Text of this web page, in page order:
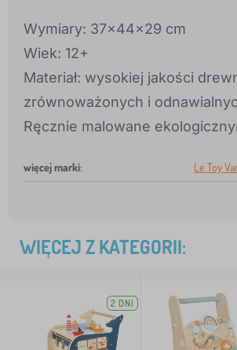
Wymiary: 37x44x29 cm
Wiek: 12+
Materiał: wysokiej jakości
zrównoważonych i
Ręcznie malowane
więcej marki: Le Toy
WIĘCEJ Z KATEGORII:
2 DNI